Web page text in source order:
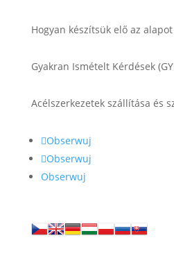
Hogyan készítsük elő az alapot
Gyakran Ismételt Kérdések
Acélszerkezetek szállítása és
Obserwuj
Obserwuj
Obserwuj